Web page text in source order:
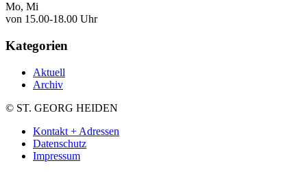
Mo, Mi
von 15.00-18.00 Uhr
Kategorien
Aktuell
Archiv
© ST. GEORG HEIDEN
Kontakt + Adressen
Datenschutz
Impressum